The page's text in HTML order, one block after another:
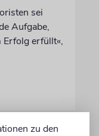
sei
Aufgabe,
Erfolg erfüllt«,
zu den